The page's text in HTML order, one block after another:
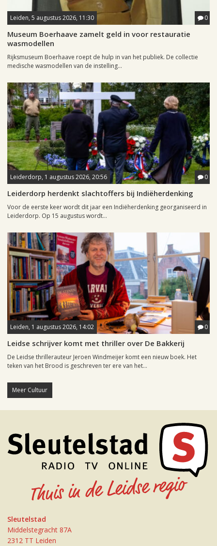
Leiden, 5 augustus 2026, 11:30 0
Museum Boerhaave zamelt geld in voor restauratie
wasmodellen
Rijksmuseum Boerhaave roept de hulp in van het publiek. De collectie
medische wasmodellen van de instelling...
Leiderdorp, 1 augustus 2026, 20:56 0
Leiderdorp herdenkt slachtoffers bij Indiëherdenking
Voor de eerste keer wordt dit jaar een Indiëherdenking georganiseerd in
Leiderdorp. Op 15 augustus wordt...
Leiden, 1 augustus 2026, 14:02 0
Leidse schrijver komt met thriller over De Bakkerij
De Leidse thrillerauteur Jeroen Windmeijer komt een nieuw boek. Het
teken van het Brood is geschreven ter ere van het...
Meer Cultuur
Sleutelstad
Middelstegracht 87A
2312 TT Leiden